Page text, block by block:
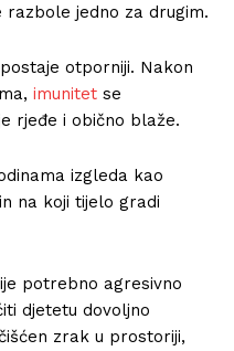
razbole jedno za drugim.
otporniji. Nakon
imunitet se
rjeđe i obično blaže.
izgleda kao
na koji tijelo gradi
potrebno agresivno
djetetu dovoljno
zrak u prostoriji,